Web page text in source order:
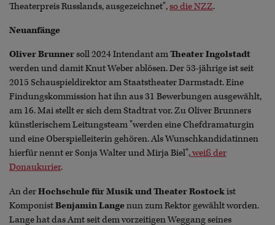
Theaterpreis Russlands, ausgezeichnet",so die NZZ.
Neuanfänge
Oliver Brunnersoll 2024 Intendant amTheater Ingolstadt
werden und damit Knut Weber ablösen. Der 53-jährige ist seit
2015 Schauspieldirektor am Staatstheater Darmstadt. Eine
Findungskommission hat ihn aus 31 Bewerbungen ausgewählt,
am 16. Mai stellt er sich dem Stadtrat vor. Zu Oliver Brunners
künstlerischem Leitungsteam "werden eine Chefdramaturgin
und eine Oberspielleiterin gehören. Als Wunschkandidatinnen
hierfür nennt er Sonja Walter und Mirja Biel",weiß der
Donaukurier.
An derHochschule für Musik und Theater Rostockist
KomponistBenjamin Langenun zum Rektor gewählt worden.
Lange hat das Amt seit dem vorzeitigen Weggang seines